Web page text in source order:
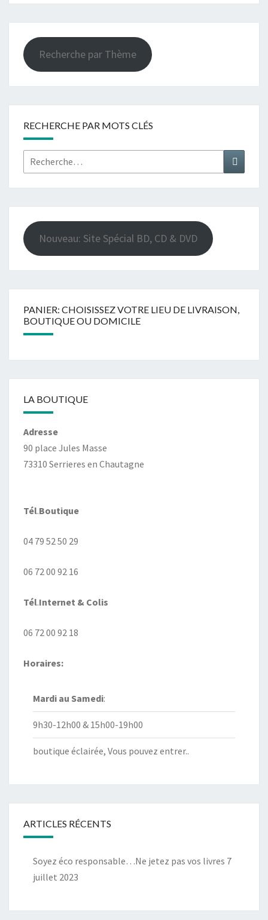
Recherche par Thème
RECHERCHE PAR MOTS CLÉS
Rechercher :
Nouveau: Site Spécial BD, CD & DVD
PANIER: CHOISISSEZ VOTRE LIEU DE LIVRAISON,
BOUTIQUE OU DOMICILE
LA BOUTIQUE
Adresse
90 place Jules Masse
73310 Serrieres en Chautagne
Tél.Boutique
04 79 52 50 29
06 72 00 92 16
Tél.Internet & Colis
06 72 00 92 18
Horaires:
Mardi au Samedi:
9h30-12h00 & 15h00-19h00
boutique éclairée, Vous pouvez entrer..
ARTICLES RÉCENTS
Soyez éco responsable…Ne jetez pas vos livres 7
juillet 2023